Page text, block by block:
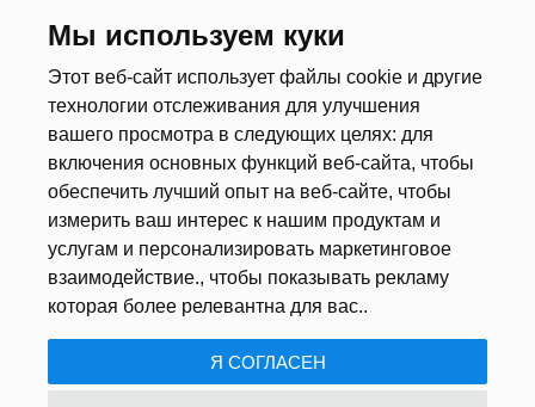
Мы используем куки
Этот веб-сайт использует файлы cookie и другие
технологии отслеживания для улучшения
вашего просмотра в следующих целях: для
включения основных функций веб-сайта, чтобы
обеспечить лучший опыт на веб-сайте, чтобы
измерить ваш интерес к нашим продуктам и
услугам и персонализировать маркетинговое
взаимодействие., чтобы показывать рекламу
которая более релевантна для вас..
Я СОГЛАСЕН
Новости рынка труда
Анкета
Калькулятор дат
Документы
ПОЛИТИКА КОНФИДЕНЦИАЛЬНОСТИ/USTAWIENIA COOKIE